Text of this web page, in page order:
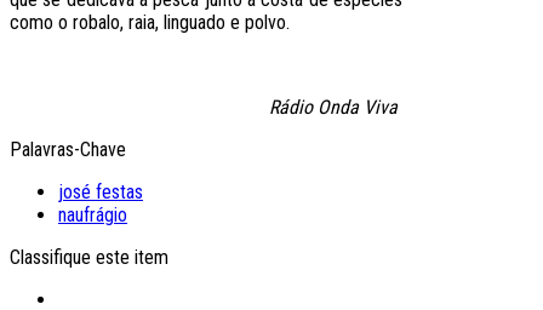
como o robalo, raia, linguado e polvo.
Rádio Onda Viva
Palavras-Chave
josé festas
naufrágio
Classifique este item